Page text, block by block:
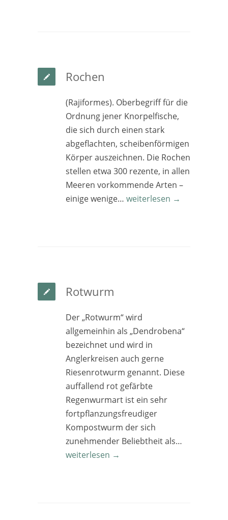
Rochen
(Rajiformes). Oberbegriff für die
Ordnung jener Knorpelfische,
die sich durch einen stark
abgeflachten, scheibenförmigen
Körper auszeichnen. Die Rochen
stellen etwa 300 rezente, in allen
Meeren vorkommende Arten –
einige wenige… weiterlesen →
Rotwurm
Der „Rotwurm“ wird
allgemeinhin als „Dendrobena“
bezeichnet und wird in
Anglerkreisen auch gerne
Riesenrotwurm genannt. Diese
auffallend rot gefärbte
Regenwurmart ist ein sehr
fortpflanzungsfreudiger
Kompostwurm der sich
zunehmender Beliebtheit als…
weiterlesen →